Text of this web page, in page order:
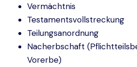
Vermächtnis
Testamentsvollstreckung
Teilungsanordnung
Nacherbschaft
Vorerbe)